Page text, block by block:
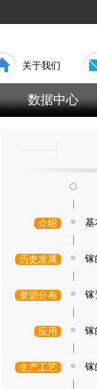
关于我们
数据中心
介绍
历史发展
资源分布
应用
生产工艺
基
镓
镓
镓
镓